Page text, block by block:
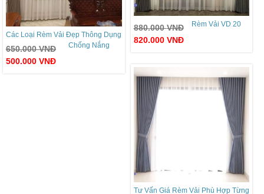
Rèm Vải VD 20
880.000VNĐ
820.000 VNĐ
Các Loại Rèm Vải Đẹp Thông Dụng
Chống Nắng
650.000VNĐ
500.000 VNĐ
Tư Vấn Giá Rèm Vải Phù Hợp Từng